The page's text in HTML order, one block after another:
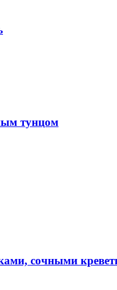
тунцом
сочными